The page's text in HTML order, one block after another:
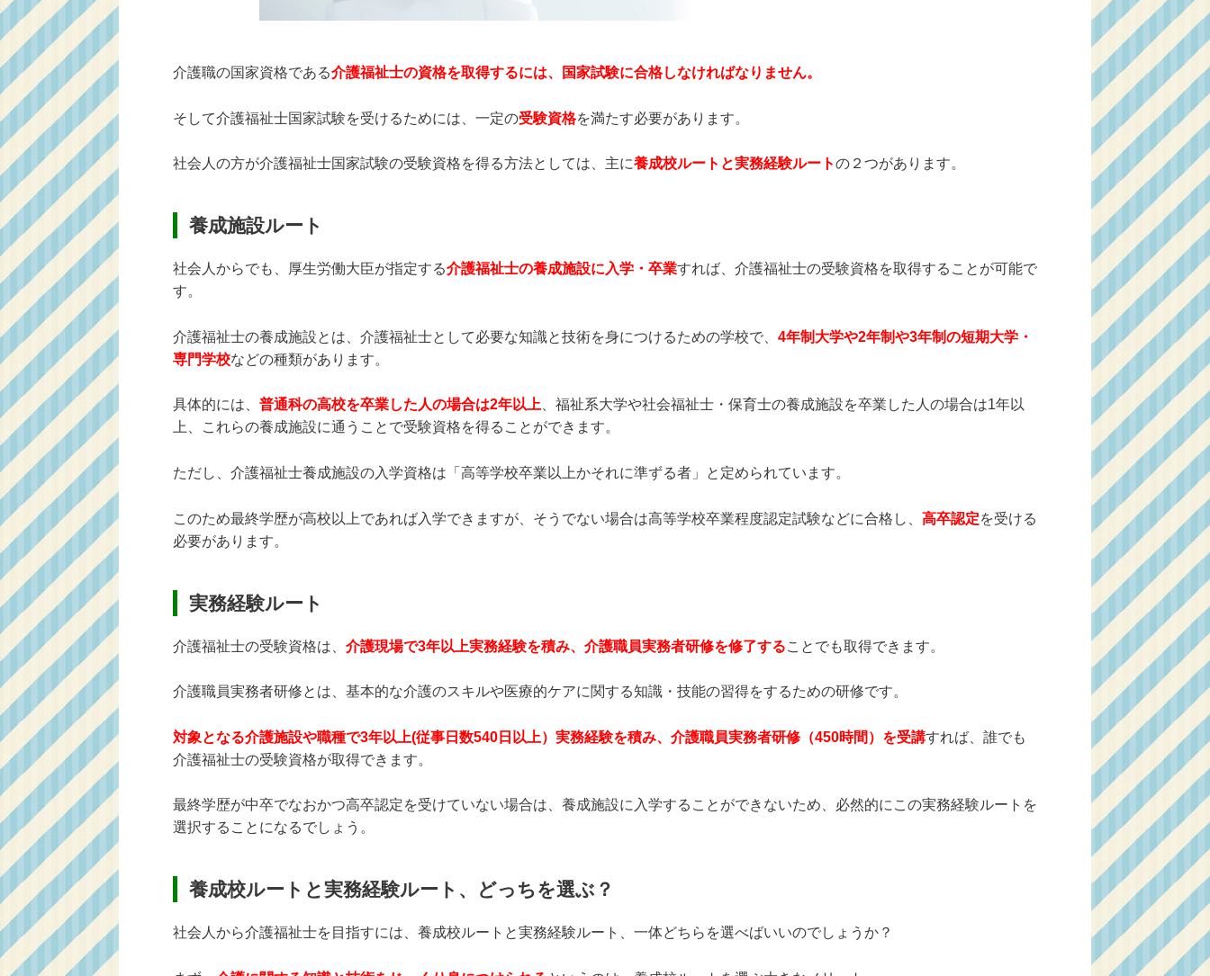
介護職の国家資格である介護福祉士の資格を取得するには、国家試験に合格しなければなりません。
そして介護福祉士国家試験を受けるためには、一定の受験資格を満たす必要があります。
社会人の方が介護福祉士国家試験の受験資格を得る方法としては、主に養成校ルートと実務経験ルートの２つがあります。
養成施設ルート
社会人からでも、厚生労働大臣が指定する介護福祉士の養成施設に入学・卒業すれば、介護福祉士の受験資格を取得することが可能で
す。
介護福祉士の養成施設とは、介護福祉士として必要な知識と技術を身につけるための学校で、 4年制大学や2年制や3年制の短期大学・
専門学校などの種類があります。
具体的には、 普通科の高校を卒業した人の場合は2年以上 、福祉系大学や社会福祉士・保育士の養成施設を卒業した人の場合は1年以
上、これらの養成施設に通うことで受験資格を得ることができます。
ただし、介護福祉士養成施設の入学資格は「高等学校卒業以上かそれに準ずる者」と定められています。
このため最終学歴が高校以上であれば入学できますが、そうでない場合は高等学校卒業程度認定試験などに合格し、 高卒認定を受ける
必要があります。
実務経験ルート
介護福祉士の受験資格は、 介護現場で3年以上実務経験を積み、介護職員実務者研修を修了することでも取得できます。
介護職員実務者研修とは、基本的な介護のスキルや医療的ケアに関する知識・技能の習得をするための研修です。
対象となる介護施設や職種で3年以上(従事日数540日以上）実務経験を積み、介護職員実務者研修（450時間）を受講すれば、誰でも
介護福祉士の受験資格が取得できます。
最終学歴が中卒でなおかつ高卒認定を受けていない場合は、養成施設に入学することができないため、必然的にこの実務経験ルートを
選択することになるでしょう。
養成校ルートと実務経験ルート、どっちを選ぶ？
社会人から介護福祉士を目指すには、養成校ルートと実務経験ルート、一体どちらを選べばいいのでしょうか？